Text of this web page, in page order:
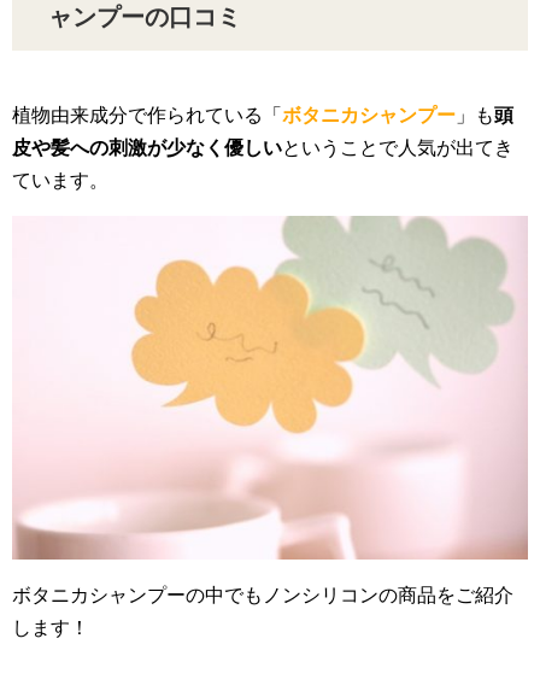
ャンプーの口コミ
植物由来成分で作られている「 ボタニカシャンプー 」も頭
皮や髪への刺激が少なく優しいということで人気が出てき
ています。
ボタニカシャンプーの中でもノンシリコンの商品をご紹介
します！